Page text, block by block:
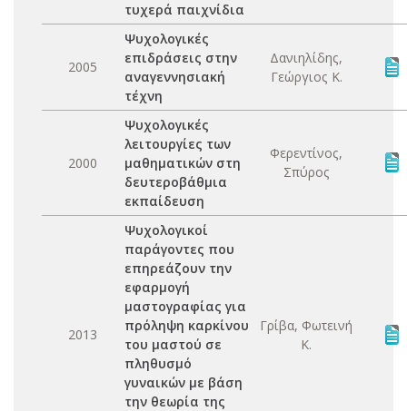
τυχερά παιχνίδια
2005
Ψυχολογικές
επιδράσεις στην
αναγεννησιακή
τέχνη
Δανιηλίδης,
Γεώργιος Κ.
2000
Ψυχολογικές
λειτουργίες των
μαθηματικών στη
δευτεροβάθμια
εκπαίδευση
Φερεντίνος,
Σπύρος
2013
Ψυχολογικοί
παράγοντες που
επηρεάζουν την
εφαρμογή
μαστογραφίας για
πρόληψη καρκίνου
του μαστού σε
πληθυσμό
γυναικών με βάση
την θεωρία της
Γρίβα, Φωτεινή
Κ.